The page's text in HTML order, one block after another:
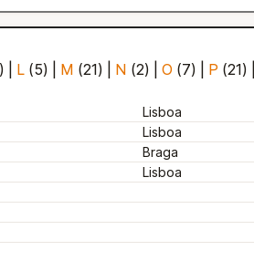
L (5) M (21) N (2) O (7) P (21)
Lisboa
Lisboa
Braga
Lisboa